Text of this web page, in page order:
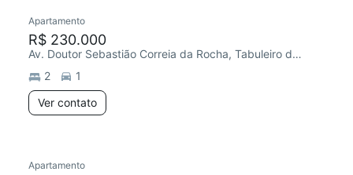
Redecorar
Apartamento
R$ 230.000
Av. Doutor Sebastião Correia da Rocha, Tabuleiro do Martins
2
1
Ver contato
Chegou este mês
Apartamento